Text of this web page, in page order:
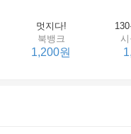
멋지다!
북뱅크
1,200원